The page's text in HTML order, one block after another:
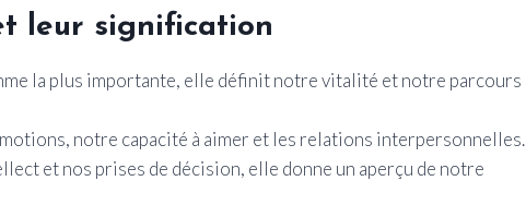
leur signification
la plus importante, elle définit notre vitalité et notre parcours
notre capacité à aimer et les relations interpersonnelles.
et nos prises de décision, elle donne un aperçu de notre